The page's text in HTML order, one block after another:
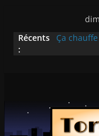
contenu
Récents
:
Ça
Les